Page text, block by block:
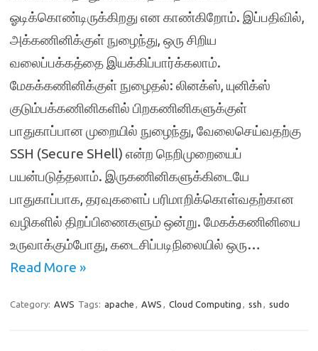
ஓடிக்கொண்டிருக்கிறது என காண்கிறோம். இப்பதிவில்,
அக்கணினிக்குள் நுழைந்து, ஒரு சிறிய
வலைப்பக்கத்தை இயக்கிப்பார்க்கலாம்.
மேகக்கணினிக்குள் நுழைதல்: லினக்ஸ், யுனிக்ஸ்
குடும்பக்கணினிகளில் பிறகணினிகளுக்குள்
பாதுகாப்பான முறையில் நுழைந்து, வேலைசெய்வதற்கு
SSH (Secure SHell) என்ற நெறிமுறையைப்
பயன்படுத்தலாம். இருகணினிகளுக்கிடையே
பாதுகாப்பாக, தரவுகளைப் பரிமாறிக்கொள்வதற்கான
வழிகளில் திறப்பிணைகளும் ஒன்று. மேகக்கணினியை
உருவாக்கும்போது, கடைசிப்படிநிலையில் ஒரு…
Read More »
Category: AWS Tags: apache , AWS , Cloud Computing , ssh , sudo